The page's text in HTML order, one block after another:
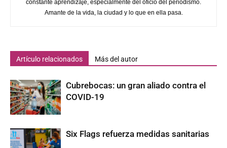
constante aprendizaje, especialmente del oficio del periodismo.
Amante de la vida, la ciudad y lo que en ella pasa.
Artículo relacionados Más del autor
Cubrebocas: un gran aliado contra el
COVID-19
Six Flags refuerza medidas sanitarias